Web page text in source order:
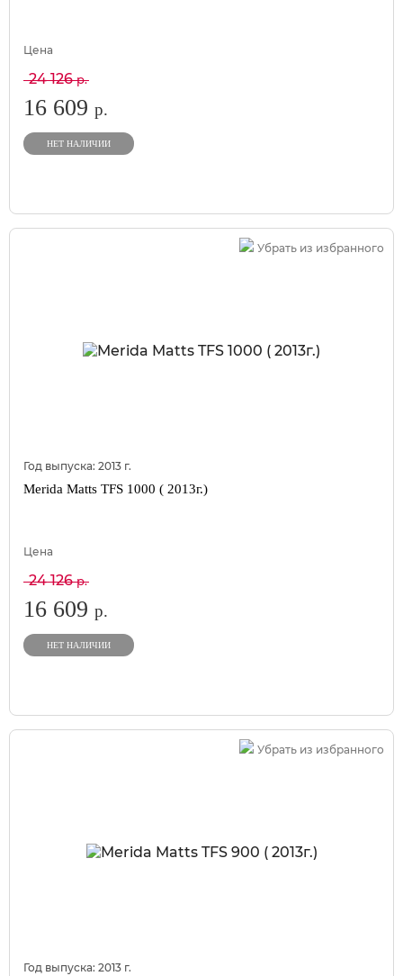
Цена
24 126р.
16 609 р.
НЕТ НАЛИЧИИ
Убрать из избранного
Год выпуска: 2013 г.
Merida Matts TFS 1000 ( 2013г.)
Цена
24 126р.
16 609 р.
НЕТ НАЛИЧИИ
Убрать из избранного
Год выпуска: 2013 г.